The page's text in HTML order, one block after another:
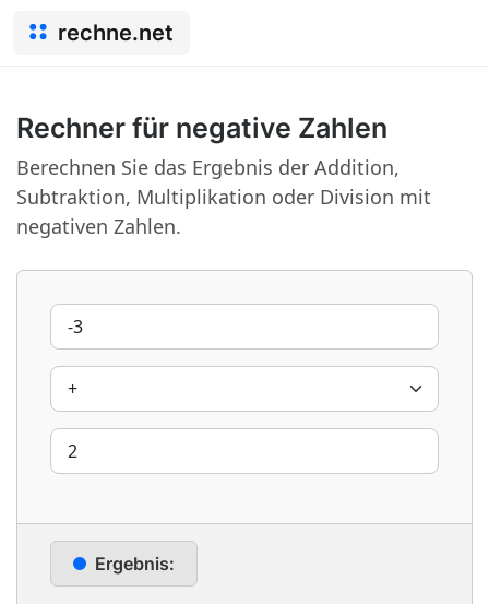
rechne.net
Rechner für negative Zahlen
Berechnen Sie das Ergebnis der Addition,
Subtraktion, Multiplikation oder Division mit
negativen Zahlen.
Ergebnis: